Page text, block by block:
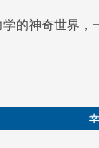
的神奇世界，